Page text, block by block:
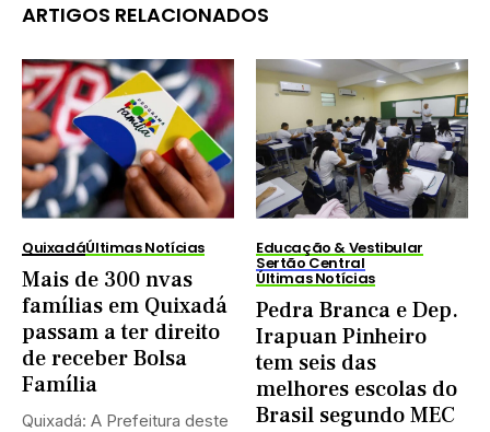
ARTIGOS RELACIONADOS
QuixadáÚltimas Notícias
Mais de 300 nvas
famílias em Quixadá
passam a ter direito
de receber Bolsa
Família
Quixadá: A Prefeitura deste
Educação & Vestibular
Sertão Central
Últimas Notícias
Pedra Branca e Dep.
Irapuan Pinheiro
tem seis das
melhores escolas do
Brasil segundo MEC